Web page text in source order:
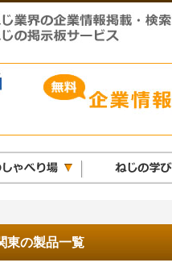
東の製品一覧